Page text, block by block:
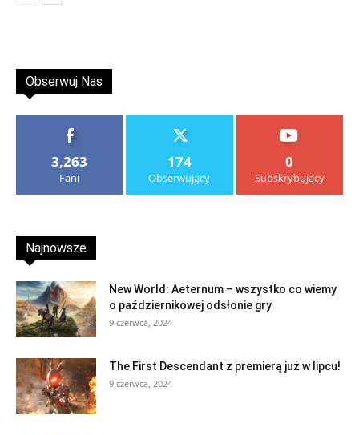
Obserwuj Nas
3,263
Fani
174
Obserwujący
0
Subskrybujący
Najnowsze
New World: Aeternum – wszystko co wiemy
o październikowej odsłonie gry
9 czerwca, 2024
The First Descendant z premierą już w lipcu!
9 czerwca, 2024